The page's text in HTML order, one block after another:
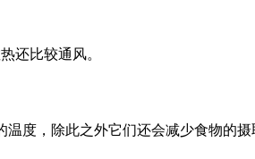
还比较通风。
度，除此之外它们还会减少食物的